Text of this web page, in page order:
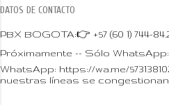
DATOS DE CONTACTO
PBX BOGOTA:👉 +57 (60 1) 744-
Próximamente -- Sólo WhatsApp:
WhatsApp: https://wa.me/
nuestras líneas se